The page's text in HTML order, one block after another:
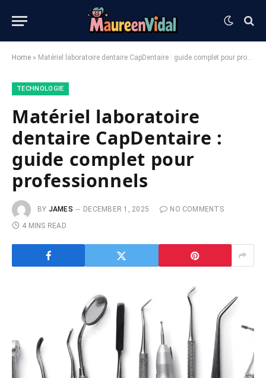
Home » Matériel laboratoire dentaire CapDentaire : guide complet pour professionnels
TECHNOLOGIE
Matériel laboratoire
dentaire CapDentaire :
guide complet pour
professionnels
BY JAMES DECEMBER 1, 2025
NO COMMENTS
4 MINS READ